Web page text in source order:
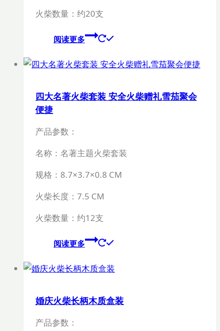
火柴数量：约20支
阅读更多
四大名著火柴套装 安全火柴赠礼雪茄聚会
便捷
产品参数：
名称：名著主题火柴套装
规格： 8.7×3.7×0.8 CM
火柴长度： 7.5 CM
火柴数量：约12支
阅读更多
婚庆火柴长柄木质盒装
产品参数：